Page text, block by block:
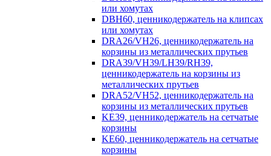
или хомутах
DBH60, ценникодержатель на клипсах
или хомутах
DRA26/VH26, ценникодержатель на
корзины из металлических прутьев
DRA39/VH39/LH39/RH39,
ценникодержатель на корзины из
металлических прутьев
DRA52/VH52, ценникодержатель на
корзины из металлических прутьев
KE39, ценникодержатель на сетчатые
корзины
KE60, ценникодержатель на сетчатые
корзины